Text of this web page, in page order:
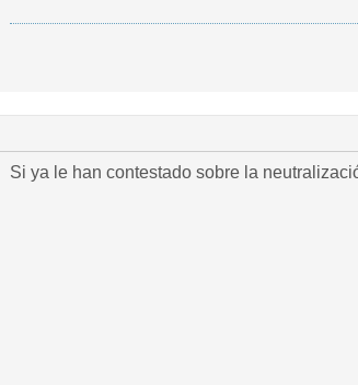
Si ya le han contestado sobre la